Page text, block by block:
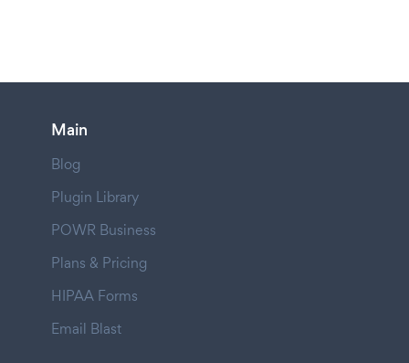
Main
Blog
Plugin Library
POWR Business
Plans & Pricing
HIPAA Forms
Email Blast